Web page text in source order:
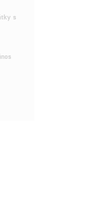
s